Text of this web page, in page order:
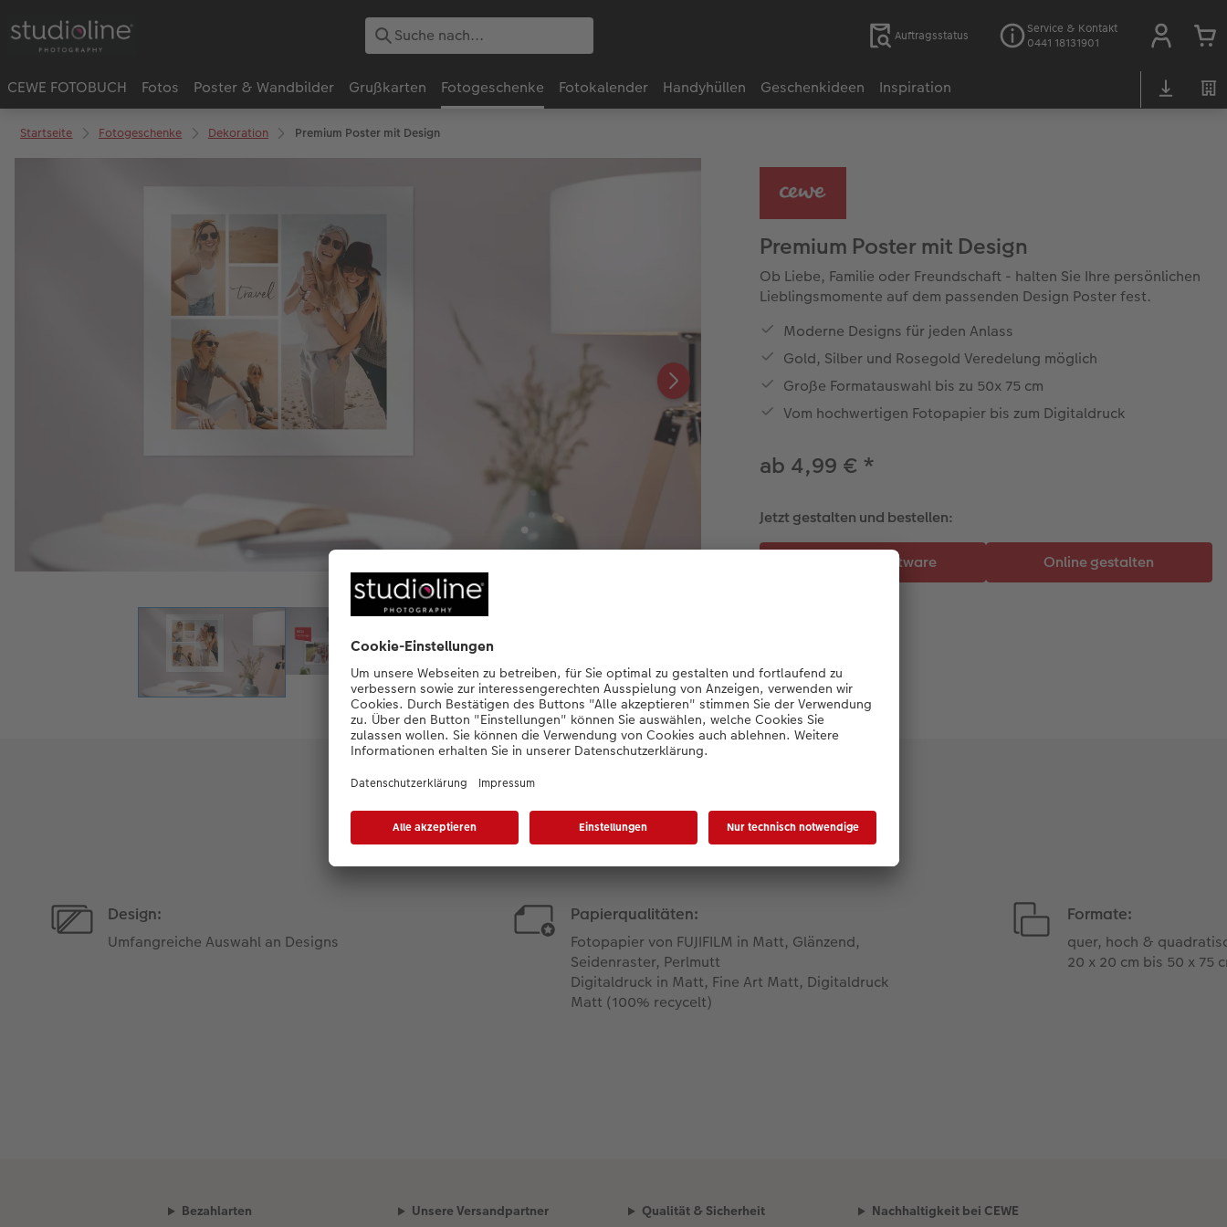
Auftragsstatus
Service & Kontakt
0441 18131901
CEWE FOTOBUCH Fotos Poster & Wandbilder Grußkarten Fotogeschenke Fotokalender Handyhüllen Geschenkideen Inspiration
Startseite Fotogeschenke Dekoration Premium Poster mit Design
Premium Poster mit Design
Ob Liebe, Familie oder Freundschaft - halten Sie Ihre persönlichen
Lieblingsmomente auf dem passenden Design Poster fest.
Moderne Designs für jeden Anlass
Gold, Silber und Rosegold Veredelung möglich
Große Formatauswahl bis zu 50x 75 cm
Vom hochwertigen Fotopapier bis zum Digitaldruck
ab 4,99 € *
Jetzt gestalten und bestellen:
Produktdetails
Design:
Umfangreiche Auswahl an Designs
Papierqualitäten:
Fotopapier von FUJIFILM in Matt, Glänzend,
Seidenraster, Perlmutt
Digitaldruck in Matt, Fine Art Matt, Digitaldruck
Matt (100% recycelt)
Formate:
quer, hoch &
20 x 20 cm bis 50 x 75
Bezahlarten Unsere Versandpartner Qualität & Sicherheit Nachhaltigkeit bei CEWE